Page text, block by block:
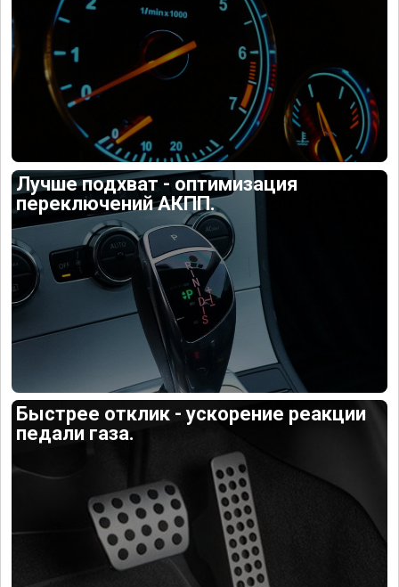
Лучше подхват - оптимизация
переключений АКПП.
Быстрее отклик - ускорение реакции
педали газа.